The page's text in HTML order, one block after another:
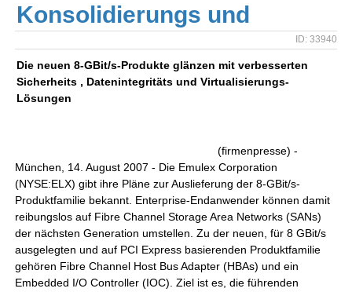
Konsolidierungs und
ID: 33940
Die neuen 8-GBit/s-Produkte glänzen mit verbesserten
Sicherheits , Datenintegritäts und Virtualisierungs-
Lösungen
(firmenpresse) -
München, 14. August 2007 - Die Emulex Corporation
(NYSE:ELX) gibt ihre Pläne zur Auslieferung der 8-GBit/s-
Produktfamilie bekannt. Enterprise-Endanwender können damit
reibungslos auf Fibre Channel Storage Area Networks (SANs)
der nächsten Generation umstellen. Zu der neuen, für 8 GBit/s
ausgelegten und auf PCI Express basierenden Produktfamilie
gehören Fibre Channel Host Bus Adapter (HBAs) und ein
Embedded I/O Controller (IOC). Ziel ist es, die führenden